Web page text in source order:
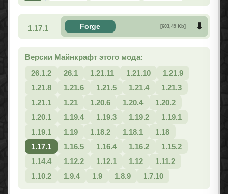
1.17.1 Forge [603,49 Kb]
Версии Майнкрафт этого мода:
26.1.2
26.1 1.21.11 1.21.10
1.21.9
1.21.8
1.21.6 1.21.5 1.21.4
1.21.3
1.21.1
1.21 1.20.6 1.20.4
1.20.2
1.20.1
1.19.4 1.19.3 1.19.2
1.19.1
1.19.1
1.19 1.18.2 1.18.1
1.18
1.17.1
1.16.5 1.16.4 1.16.2
1.15.2
1.14.4
1.12.2 1.12.1 1.12
1.11.2
1.10.2
1.9.4 1.9 1.8.9 1.7.10